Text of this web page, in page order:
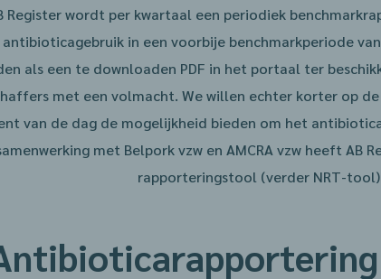
Register wordt per kwartaal een periodiek
in een voorbije benchmarkperiode
als een te downloaden PDF in het portaal ter
met een volmacht. We willen echter korter op
van de dag de mogelijkheid bieden om het
met Belpork vzw en AMCRA vzw heeft AB
rapporteringstool (verder NRT-